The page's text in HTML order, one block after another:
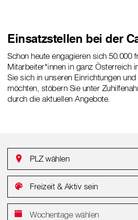
Einsatzstellen bei der
Schon heute engagieren sich 50.000
Mitarbeiter*innen in ganz Österreich
Sie sich in unseren Einrichtungen
möchten, stöbern Sie unter
durch die aktuellen Angebote.
PLZ wählen
Freizeit & Aktiv sein
Wochentage wählen